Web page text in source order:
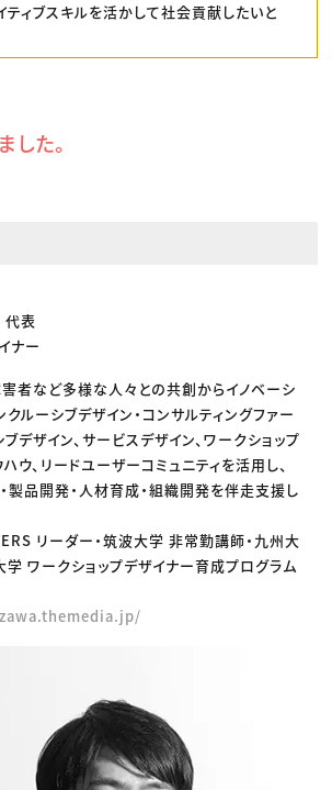
ティブスキルを活かして社会貢献したいと
した。
代表
ナー
者など多様な人々との共創からイノベーシ
クルーシブデザイン・コンサルティングファー
デザイン、サービスデザイン、ワークショップ
ウ、リードユーザーコミュニティを活用し、
製品開発・人材育成・組織開発を伴走支援し
リーダー・筑波大学 非常勤講師・九州大
ワークショップデザイナー育成プログラム